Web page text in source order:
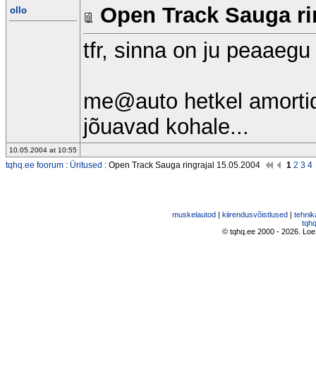
ollo
Open Track Sauga
tfr, sinna on ju
me@auto hetkel
jõuavad kohale...
10.05.2004 at 10:55
tqhq.ee foorum : Üritused : Open Track Sauga ringrajal 15.05.2004 1 2 3 4
muskelautod | kiirendusvõistlused |
© tqhq.ee 2000 - 2026.